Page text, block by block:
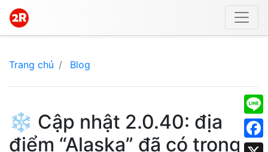
Line
Trang chủ Blog
❄️ Cập nhật 2.0.40: địa
điểm “Alaska” đã có trong